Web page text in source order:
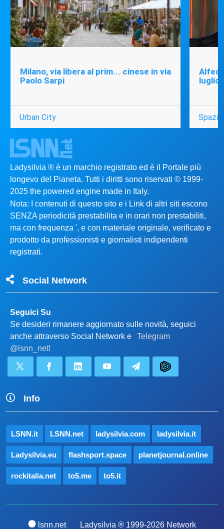
Milano, via libera al prim... cinese in via
Paolo Sarpi
Urban City
luglio
Spazio
Ladysilvia ® è un marchio registrato ed è il Portale più
longevo del Pianeta. Tutti i diritti sono riservati © 1999-
2025 the powered engine made in Italy.
Nota: I contenuti di questo sito e i Link di altri siti escono
SENZA periodicità prestabilita e in orari non prestabiliti,
ma con frequenza ', e con materiale originale, verificato e
prodotto da professionisti e giornalisti indipendenti
registrati.
Social Network
Seguici Su
Se desideri rimanere aggiornato sulle novità, seguici
anche attraverso Social Network e
Telegram
@lsnn_net!
Info
LSNN.it LSNN.net ladysilvia.com ladysilvia.it
Ladysilvia.eu flashsport.space planetjournal.online
rockitalia.net to5.me to5.it
lsnn.net Ladysilvia ® 1999-2026 Network